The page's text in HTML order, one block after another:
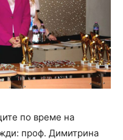
по време на
проф. Димитрина